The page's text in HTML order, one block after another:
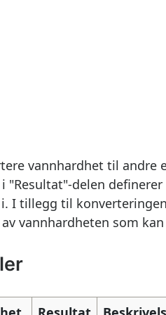
vannhardhet til andre
"Resultat"-delen
I tillegg til
vannhardheten som